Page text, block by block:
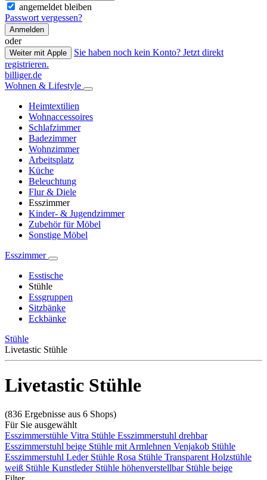
angemeldet bleiben
Passwort vergessen?
Anmelden
oder
Weiter mit Apple
Sie haben noch kein Konto? Jetzt direkt
registrieren.
billiger.de
Wohnen & Lifestyle
Heimtextilien
Wohnaccessoires
Schlafzimmer
Badezimmer
Wohnzimmer
Arbeitsplatz
Küche
Beleuchtung
Flur & Diele
Esszimmer
Kinder- & Jugendzimmer
Zubehör für Möbel
Sonstige Möbel
Esszimmer
Esstische
Stühle
Essgruppen
Sitzbänke
Eckbänke
Stühle
Livetastic Stühle
Livetastic Stühle
(836 Ergebnisse aus 6 Shops)
Für Sie ausgewählt
Esszimmerstühle Vitra Stühle Esszimmerstuhl drehbar
Esszimmerstuhl beige Stühle mit Armlehnen Venjakob Stühle
Esszimmerstuhl Leder Stühle Rosa Stühle Transparent Holzstühle
weiß Stühle Kunstleder Stühle höhenverstellbar Stühle beige